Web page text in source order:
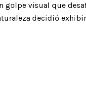
visual que
decidió